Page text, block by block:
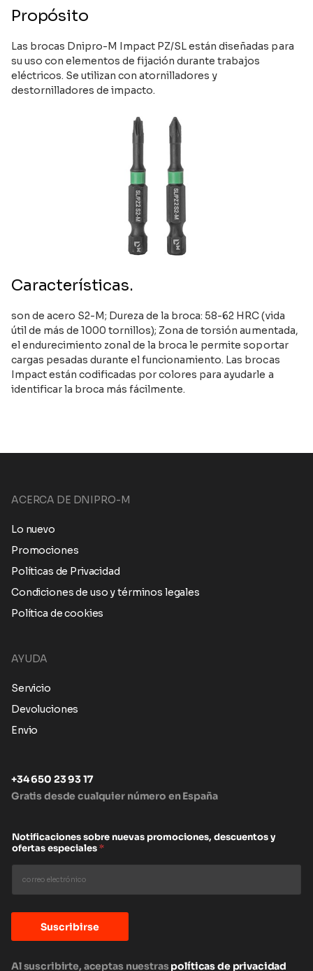
Propósito
Las brocas Dnipro-M Impact PZ/SL están diseñadas para
su uso con elementos de fijación durante trabajos
eléctricos. Se utilizan con atornilladores y
destornilladores de impacto.
Características.
son de acero S2-M; Dureza de la broca: 58-62 HRC (vida
útil de más de 1000 tornillos); Zona de torsión aumentada,
el endurecimiento zonal de la broca le permite soportar
cargas pesadas durante el funcionamiento. Las brocas
Impact están codificadas por colores para ayudarle a
identificar la broca más fácilmente.
ACERCA DE DNIPRO-M
Lo nuevo
Promociones
Políticas de Privacidad
Condiciones de uso y términos legales
Política de cookies
AYUDA
Servicio
Devoluciones
Envio
+34 650 23 93 17
Gratis desde cualquier número en España
Notificaciones sobre nuevas promociones, descuentos y
ofertas especiales*
Suscribirse
Al suscribirte, aceptas nuestraspolíticas de privacidad